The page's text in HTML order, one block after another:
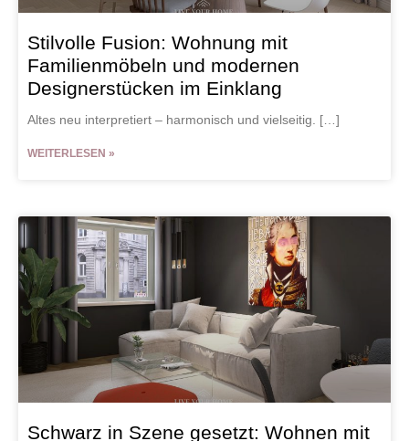
Stilvolle Fusion: Wohnung mit
Familienmöbeln und modernen
Designerstücken im Einklang
Altes neu interpretiert – harmonisch und vielseitig. […]
WEITERLESEN »
Schwarz in Szene gesetzt: Wohnen mit